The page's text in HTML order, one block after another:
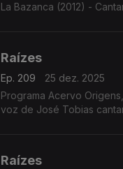
La Bazanca (2012) -
Raízes
Ep. 209
25 dez. 2025
Programa Acervo Origens, da autoria
voz de José Tobias
Raízes